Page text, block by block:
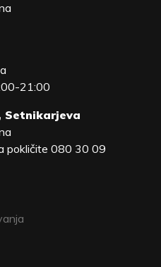
21:00
Setnikarjeva
pokličite 080 30 09